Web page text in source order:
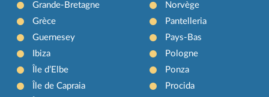
Grande-Bretagne
Grèce
Guernesey
Ibiza
Île d’Elbe
Île de Capraia
Norvège
Pantelleria
Pays-Bas
Pologne
Ponza
Procida